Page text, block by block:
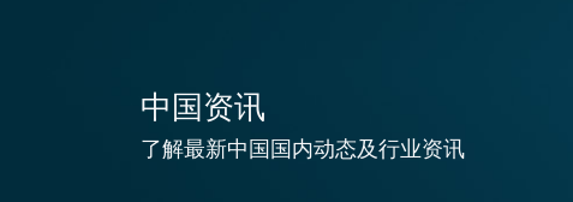
中国资讯
了解最新中国国内动态及行业资讯